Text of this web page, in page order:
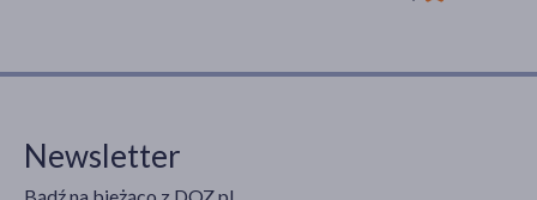
Newsletter
Bądź na bieżąco z DOZ.pl